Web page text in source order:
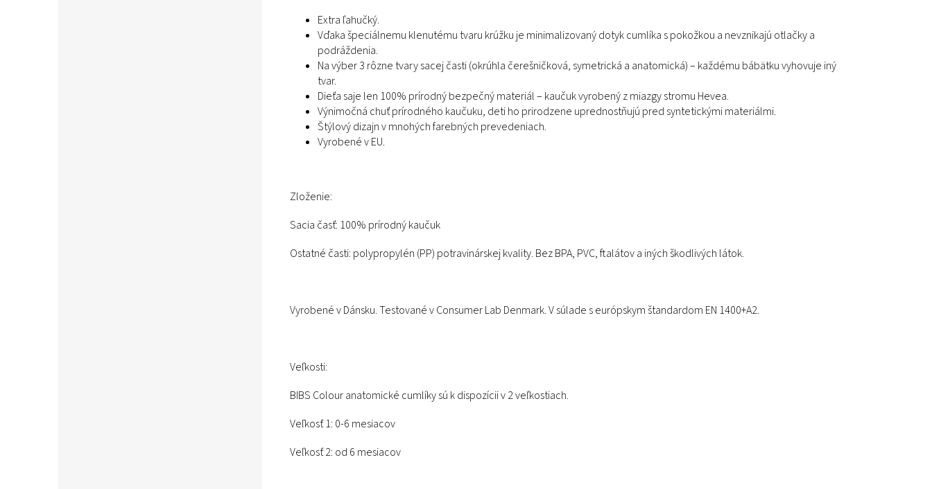
Extra ľahučký.
Vďaka špeciálnemu klenutému tvaru krúžku je minimalizovaný dotyk cumlíka s pokožkou a nevznikajú otlačky a
podráždenia.
Na výber 3 rôzne tvary sacej časti (okrúhla čerešničková, symetrická a anatomická) – každému bábätku vyhovuje iný
tvar.
Dieťa saje len 100% prírodný bezpečný materiál – kaučuk vyrobený z miazgy stromu Hevea.
Výnimočná chuť prírodného kaučuku, deti ho prirodzene uprednostňujú pred syntetickými materiálmi.
Štýlový dizajn v mnohých farebných prevedeniach.
Vyrobené v EU.
Zloženie:
Sacia časť: 100% prírodný kaučuk
Ostatné časti: polypropylén (PP) potravinárskej kvality. Bez BPA, PVC, ftalátov a iných škodlivých látok.
Vyrobené v Dánsku. Testované v Consumer Lab Denmark. V súlade s európskym štandardom EN 1400+A2.
Veľkosti:
BIBS Colour anatomické cumlíky sú k dispozícii v 2 veľkostiach.
Veľkosť 1: 0-6 mesiacov
Veľkosť 2: od 6 mesiacov